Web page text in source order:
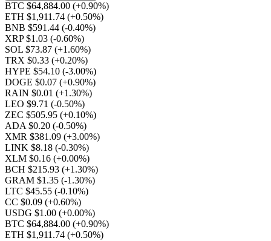
BTC $64,884.00 (+0.90%)
ETH $1,911.74 (+0.50%)
BNB $591.44 (-0.40%)
XRP $1.03 (-0.60%)
SOL $73.87 (+1.60%)
TRX $0.33 (+0.20%)
HYPE $54.10 (-3.00%)
DOGE $0.07 (+0.90%)
RAIN $0.01 (+1.30%)
LEO $9.71 (-0.50%)
ZEC $505.95 (+0.10%)
ADA $0.20 (-0.50%)
XMR $381.09 (+3.00%)
LINK $8.18 (-0.30%)
XLM $0.16 (+0.00%)
BCH $215.93 (+1.30%)
GRAM $1.35 (-1.30%)
LTC $45.55 (-0.10%)
CC $0.09 (+0.60%)
USDG $1.00 (+0.00%)
BTC $64,884.00 (+0.90%)
ETH $1,911.74 (+0.50%)